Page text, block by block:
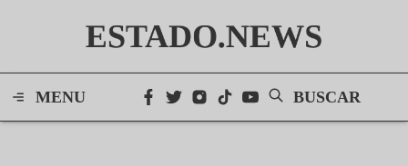
ESTADO.NEWS
MENU BUSCAR